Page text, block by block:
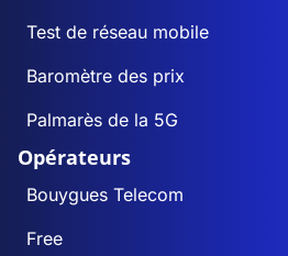
Test de réseau mobile
Baromètre des prix
Palmarès de la 5G
Opérateurs
Bouygues Telecom
Free